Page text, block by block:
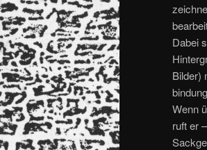
Dabei
Bilder)
Wenn
ruft er